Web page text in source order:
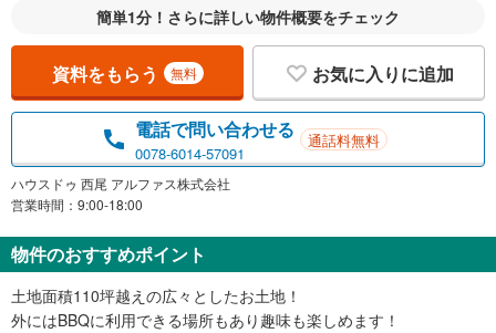
簡単1分！さらに詳しい物件概要をチェック
資料をもらう 無料 お気に入りに追加
電話で問い合わせる
0078-6014-57091
通話料無料
ハウスドゥ 西尾 アルファス株式会社
営業時間：9:00-18:00
物件のおすすめポイント
土地面積110坪越えの広々としたお土地！
外にはBBQに利用できる場所もあり趣味も楽しめます！